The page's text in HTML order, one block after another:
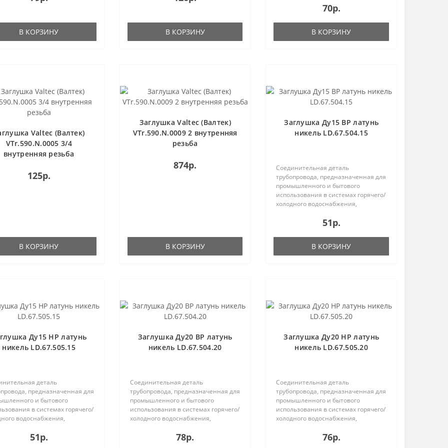
В КОРЗИНУ В КОРЗИНУ
70р.
В КОРЗИНУ
Valtec (Валтек)
VTr.590.N.0005 3/4
внутренняя резьба
125р.
В КОРЗИНУ
Заглушка Valtec (Валтек)
VTr.590.N.0009 2 внутренняя
резьба
874р.
В КОРЗИНУ
Заглушка Ду15 ВР латунь
никель LD.67.504.15
Соединительная деталь
трубопровода, предназначенная для
промышленного и бытового
использования в системах горячего/
холодного водоснабжения,
51р.
В КОРЗИНУ
Ду15 НР латунь
никель LD.67.505.15
деталь
предназначенная для
и бытового
в системах горячего/
водоснабжения,
51р.
Заглушка Ду20 ВР латунь
никель LD.67.504.20
Соединительная деталь
трубопровода, предназначенная для
промышленного и бытового
использования в системах горячего/
холодного водоснабжения,
78р.
Заглушка Ду20 НР латунь
никель LD.67.505.20
Соединительная деталь
трубопровода, предназначенная для
промышленного и бытового
использования в системах горячего/
холодного водоснабжения,
76р.